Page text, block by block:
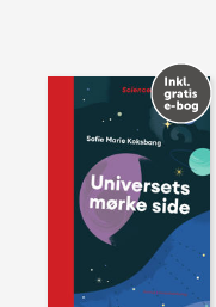
store sommer-
onsdag den 10. j…